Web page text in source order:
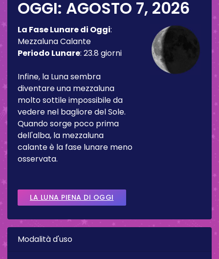
OGGI: AGOSTO 7, 2026
La Fase Lunare di Oggi:
Mezzaluna Calante
Periodo Lunare: 23.8 giorni
Infine, la Luna sembra
diventare una mezzaluna
molto sottile impossibile da
vedere nel bagliore del Sole.
Quando sorge poco prima
dell'alba, la mezzaluna
calante è la fase lunare meno
osservata.
LA LUNA PIENA DI OGGI
Modalità d'uso